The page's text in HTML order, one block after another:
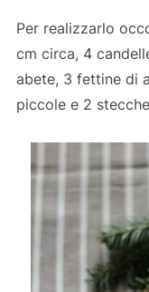
Per realizzarlo
cm circa, 4
abete, 3 fettine di
piccole e 2